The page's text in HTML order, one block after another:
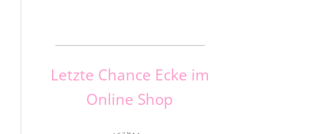
Letzte Chance Ecke im
Online Shop